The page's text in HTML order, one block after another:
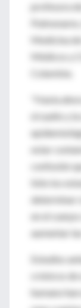
profesora
Medicina
Médicos y
Columbia.
"Hasta
el sueño y
estar
confusión
Sólo los
determinar
en el
aumentar
Estudios
crónicos
humano